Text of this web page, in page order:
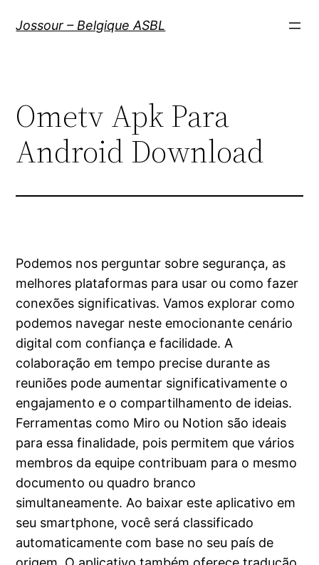
Jossour – Belgique ASBL
Ometv Apk Para
Android Download
Podemos nos perguntar sobre segurança, as
melhores plataformas para usar ou como fazer
conexões significativas. Vamos explorar como
podemos navegar neste emocionante cenário
digital com confiança e facilidade. A
colaboração em tempo precise durante as
reuniões pode aumentar significativamente o
engajamento e o compartilhamento de ideias.
Ferramentas como Miro ou Notion são ideais
para essa finalidade, pois permitem que vários
membros da equipe contribuam para o mesmo
documento ou quadro branco
simultaneamente. Ao baixar este aplicativo em
seu smartphone, você será classificado
automaticamente com base no seu país de